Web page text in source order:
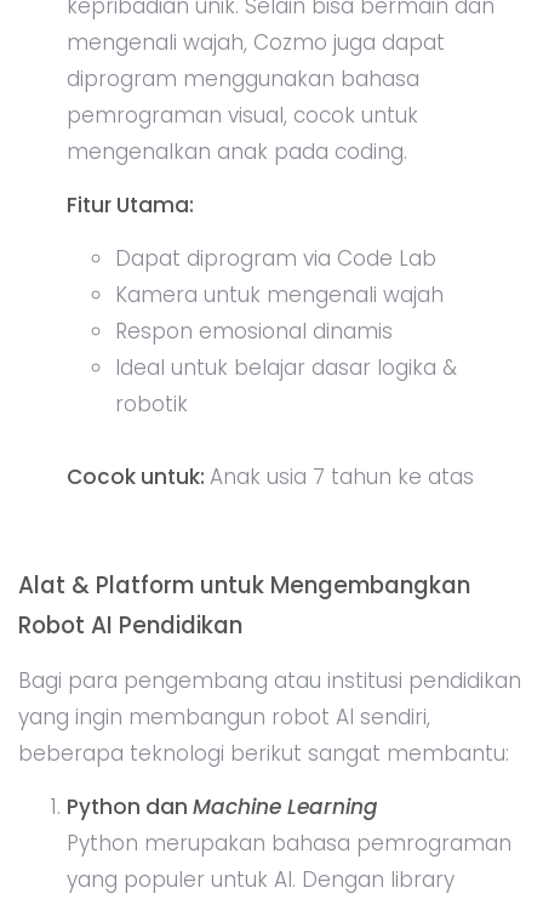
kepribadian unik. Selain bisa bermain dan
mengenali wajah, Cozmo juga dapat
diprogram menggunakan bahasa
pemrograman visual, cocok untuk
mengenalkan anak pada coding.
Fitur Utama:
Dapat diprogram via Code Lab
Kamera untuk mengenali wajah
Respon emosional dinamis
Ideal untuk belajar dasar logika &
robotik
Cocok untuk: Anak usia 7 tahun ke atas
Alat & Platform untuk Mengembangkan
Robot AI Pendidikan
Bagi para pengembang atau institusi pendidikan
yang ingin membangun robot AI sendiri,
beberapa teknologi berikut sangat membantu:
Python dan Machine Learning
Python merupakan bahasa pemrograman
yang populer untuk AI. Dengan library